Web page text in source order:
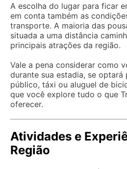
A escolha do lugar para ficar
em conta também as
transporte. A maioria das
situada a uma distância
principais atrações da região.
Vale a pena considerar como
durante sua estadia, se
público, táxi ou aluguel de
que você explore tudo o que
oferecer.
Atividades e
Região